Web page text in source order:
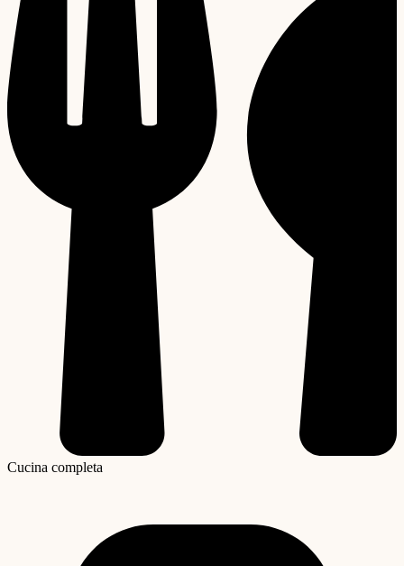
Cucina completa